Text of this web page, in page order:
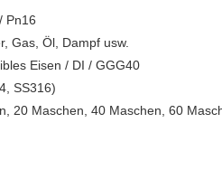
Pn16
Gas, Öl, Dampf usw.
Eisen / DI / GGG40
SS316)
20 Maschen, 40 Maschen, 60